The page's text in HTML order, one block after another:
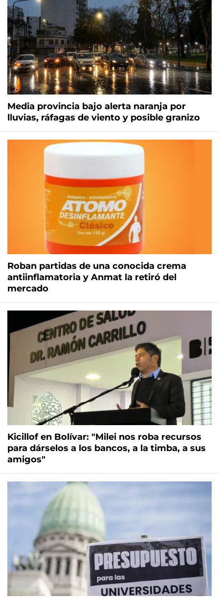
Media provincia bajo alerta naranja por
lluvias, ráfagas de viento y posible granizo
Roban partidas de una conocida crema
antiinflamatoria y Anmat la retiró del
mercado
Kicillof en Bolívar: "Milei nos roba recursos
para dárselos a los bancos, a la timba, a sus
amigos"